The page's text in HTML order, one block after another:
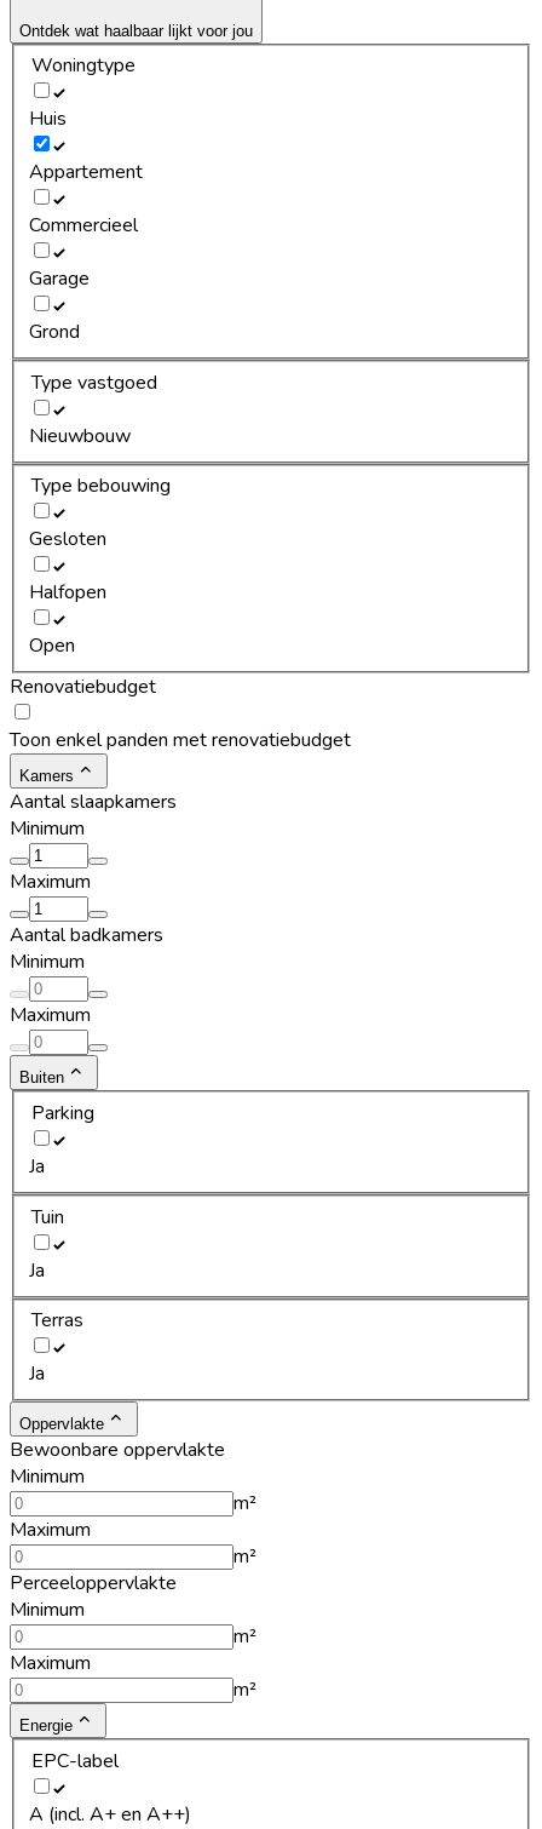
Ontdek wat haalbaar lijkt voor jou
Woningtype
Huis
Appartement
Commercieel
Garage
Grond
Type vastgoed
Nieuwbouw
Type bebouwing
Gesloten
Halfopen
Open
Renovatiebudget
Toon enkel panden met renovatiebudget
Kamers
Aantal slaapkamers
Minimum
Maximum
Aantal badkamers
Minimum
Maximum
Buiten
Parking
Ja
Tuin
Ja
Terras
Ja
Oppervlakte
Bewoonbare oppervlakte
Minimum
m²
Maximum
m²
Perceeloppervlakte
Minimum
m²
Maximum
m²
Energie
EPC-label
A (incl. A+ en A++)